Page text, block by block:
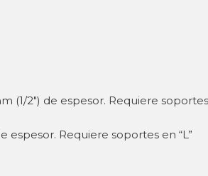
(1/2″) de espesor. Requiere
espesor. Requiere soportes en “L”